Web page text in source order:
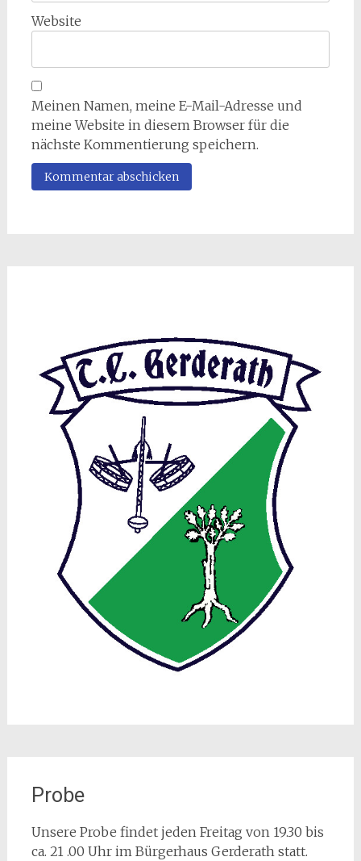
Website
Meinen Namen, meine E-Mail-Adresse und
meine Website in diesem Browser für die
nächste Kommentierung speichern.
Probe
Unsere Probe findet jeden Freitag von 19.30 bis
ca. 21 .00 Uhr im Bürgerhaus Gerderath statt.